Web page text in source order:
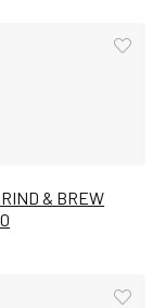
& BREW